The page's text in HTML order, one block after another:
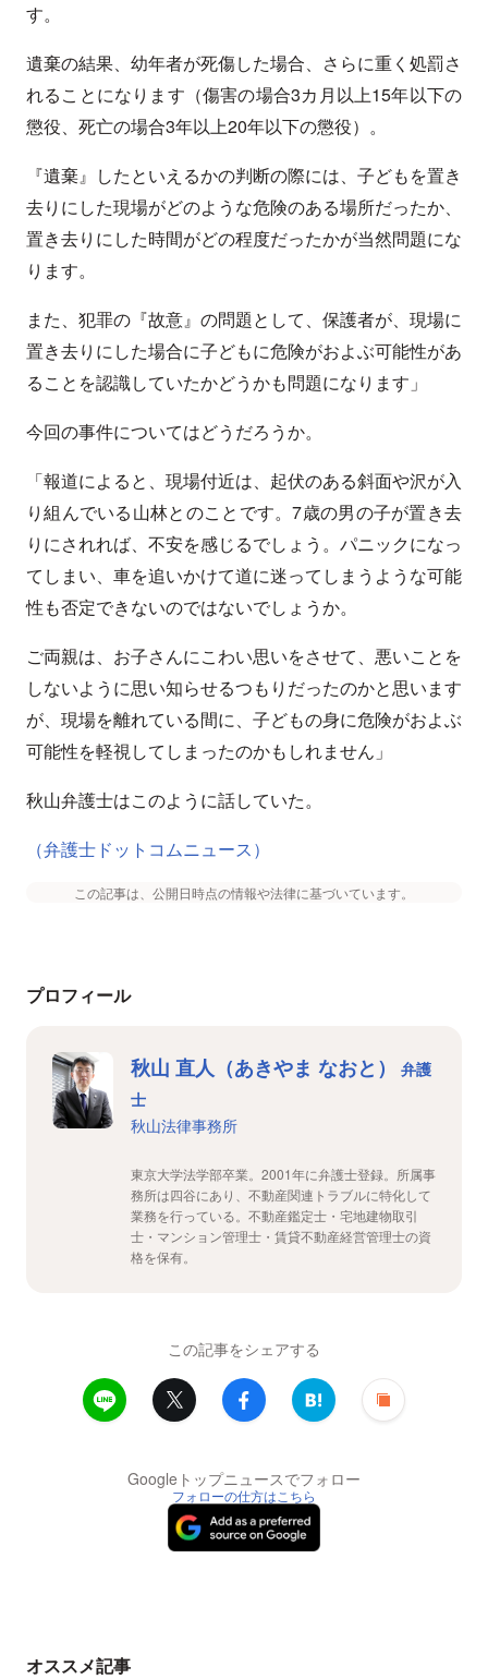
す。
遺棄の結果、幼年者が死傷した場合、さらに重く処罰さ
れることになります（傷害の場合3カ月以上15年以下の
懲役、死亡の場合3年以上20年以下の懲役）。
『遺棄』したといえるかの判断の際には、子どもを置き
去りにした現場がどのような危険のある場所だったか、
置き去りにした時間がどの程度だったかが当然問題にな
ります。
また、犯罪の『故意』の問題として、保護者が、現場に
置き去りにした場合に子どもに危険がおよぶ可能性があ
ることを認識していたかどうかも問題になります」
今回の事件についてはどうだろうか。
「報道によると、現場付近は、起伏のある斜面や沢が入
り組んでいる山林とのことです。7歳の男の子が置き去
りにされれば、不安を感じるでしょう。パニックになっ
てしまい、車を追いかけて道に迷ってしまうような可能
性も否定できないのではないでしょうか。
ご両親は、お子さんにこわい思いをさせて、悪いことを
しないように思い知らせるつもりだったのかと思います
が、現場を離れている間に、子どもの身に危険がおよぶ
可能性を軽視してしまったのかもしれません」
秋山弁護士はこのように話していた。
（弁護士ドットコムニュース）
この記事は、公開日時点の情報や法律に基づいています。
プロフィール
秋山 直人（あきやま なおと）
弁護
士
秋山法律事務所
東京大学法学部卒業。2001年に弁護士登録。所属事
務所は四谷にあり、不動産関連トラブルに特化して
業務を行っている。不動産鑑定士・宅地建物取引
士・マンション管理士・賃貸不動産経営管理士の資
格を保有。
この記事をシェアする
Googleトップニュースでフォロー
フォローの仕方はこちら
オススメ記事